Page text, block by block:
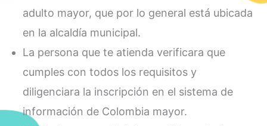
adulto mayor, que por lo general está ubicada
en la alcaldía municipal.
La persona que te atienda verificara que
cumples con todos los requisitos y
diligenciara la inscripción en el sistema de
información de Colombia mayor.